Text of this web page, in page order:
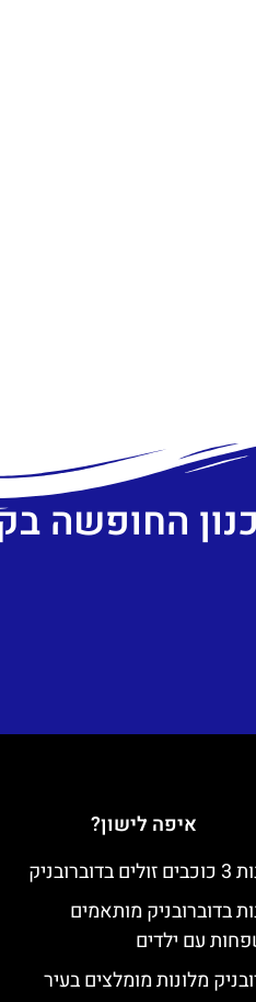
החופשה
איפה לישון?
בדוברובניק מותאמים
עם ילדים
מלונות מומלצים בעיר